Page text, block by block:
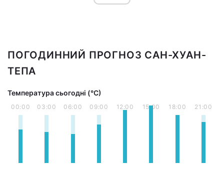
ПОГОДИННИЙ ПРОГНОЗ САН-ХУАН-
ТЕПА
Температура сьогодні (°С)
00:00 03:00 06:00 09:00 12:00 15:00 18:00 21:00